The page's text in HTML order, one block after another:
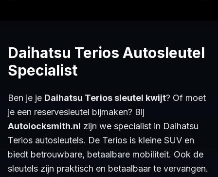
Daihatsu Terios Autosleutel
Specialist
Ben je je Daihatsu Terios sleutel kwijt? Of moet
je een reservesleutel bijmaken? Bij
Autolocksmith.nl zijn we specialist in Daihatsu
Terios autosleutels. De Terios is kleine SUV en
biedt betrouwbare, betaalbare mobiliteit. Ook de
sleutels zijn praktisch en betaalbaar te vervangen.